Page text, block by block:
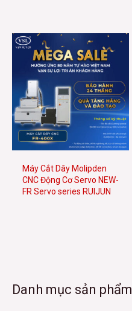
Danh mục sản phẩm
Máy Cắt Dây Molipden
CNC Động Cơ Servo NEW-
FR Servo series RUIJUN